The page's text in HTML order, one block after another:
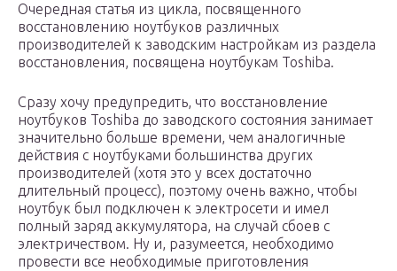
Очередная статья из цикла, посвященного
восстановлению ноутбуков различных
производителей к заводским настройкам из раздела
восстановления, посвящена ноутбукам Toshiba.
Сразу хочу предупредить, что восстановление
ноутбуков Toshiba до заводского состояния занимает
значительно больше времени, чем аналогичные
действия с ноутбуками большинства других
производителей (хотя это у всех достаточно
длительный процесс), поэтому очень важно, чтобы
ноутбук был подключен к электросети и имел
полный заряд аккумулятора, на случай сбоев с
электричеством. Ну и, разумеется, необходимо
провести все необходимые приготовления